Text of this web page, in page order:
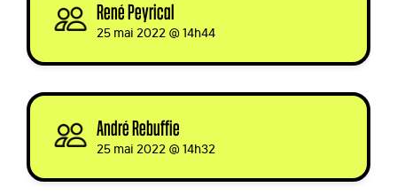
René Peyrical
25 mai 2022 @ 14h44
André Rebuffie
25 mai 2022 @ 14h32